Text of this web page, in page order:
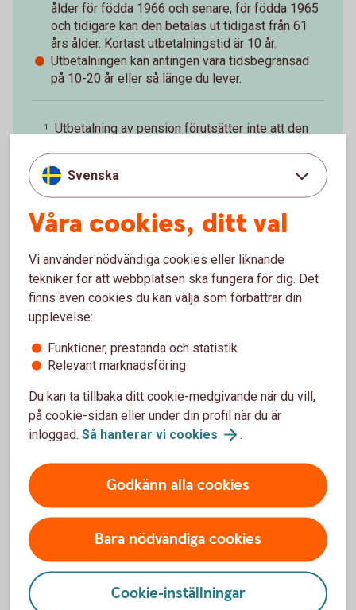
ålder för födda 1966 och senare, för födda 1965
och tidigare kan den betalas ut tidigast från 61
års ålder. Kortast utbetalningstid är 10 år.
Utbetalningen kan antingen vara tidsbegränsad
på 10-20 år eller så länge du lever.
1
Utbetalning av pension förutsätter inte att den
till arbetsmarknadens förfogande.
Paus i pågående
pensionsutbetalning
Du kan enkelt pausa din pensionsutbetalning och
även förkorta, förlänga eller ta bort en pågående
Pausa dinpensionsutbetalning
Återbetalningsskydd
Behöver duåterbetalningsskydd?
Blankett återbetalningsskydd (pdf)
Svenska
Våra cookies, ditt val
Vi använder nödvändiga cookies eller liknande
tekniker för att webbplatsen ska fungera för dig. Det
finns även cookies du kan välja som förbättrar din
upplevelse:
Funktioner, prestanda och statistik
Relevant marknadsföring
Du kan ta tillbaka ditt cookie-medgivande när du vill,
på cookie-sidan eller under din profil när du är
inloggad. Så hanterar vi cookies .
Godkänn alla cookies
Bara nödvändiga cookies
Cookie-inställningar